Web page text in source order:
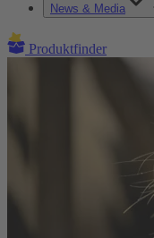
News & Media
Produktfinder